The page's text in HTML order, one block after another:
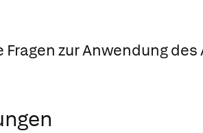
Fragen zur Anwendung